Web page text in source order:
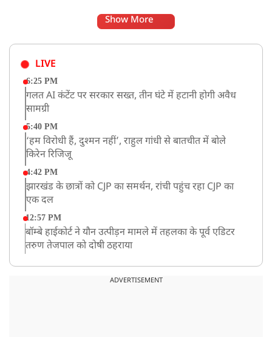
Show More
LIVE
6:25 PM
गलत AI कंटेंट पर सरकार सख्त, तीन घंटे में हटानी होगी अवैध
सामग्री
5:40 PM
‘हम विरोधी हैं, दुश्मन नहीं’, राहुल गांधी से बातचीत में बोले
किरेन रिजिजू
4:42 PM
झारखंड के छात्रों को CJP का समर्थन, रांची पहुंच रहा CJP का
एक दल
12:57 PM
बॉम्बे हाईकोर्ट ने यौन उत्पीड़न मामले में तहलका के पूर्व एडिटर
तरुण तेजपाल को दोषी ठहराया
माफिया अतीक अहमद के छोटे बेटे अबान की एक्सीडेंट में मौत
ADVERTISEMENT